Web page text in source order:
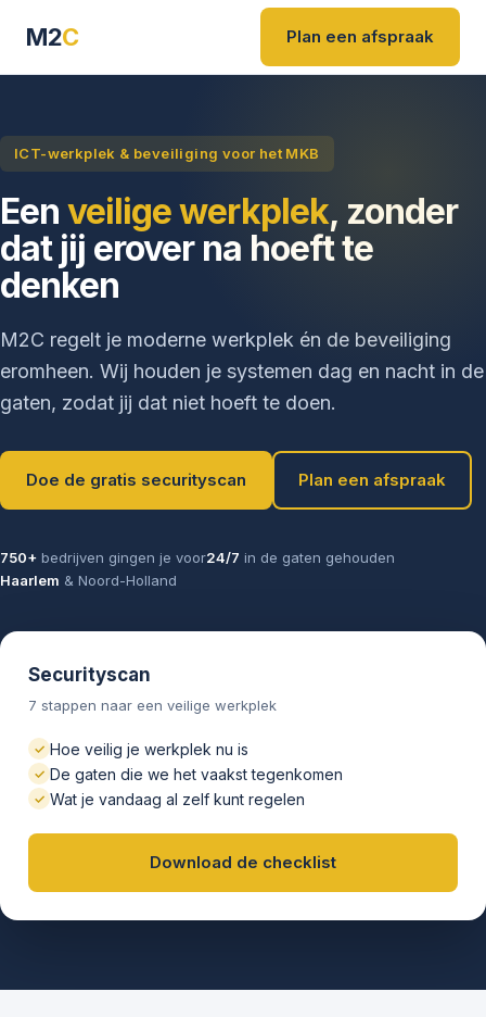
M2C Plan een afspraak
ICT-werkplek & beveiliging voor het MKB
Een veilige werkplek, zonder
dat jij erover na hoeft te
denken
M2C regelt je moderne werkplek én de beveiliging
eromheen. Wij houden je systemen dag en nacht in de
gaten, zodat jij dat niet hoeft te doen.
Doe de gratis securityscan Plan een afspraak
750+ bedrijven gingen je voor24/7 in de gaten gehouden
Haarlem & Noord-Holland
Securityscan
7 stappen naar een veilige werkplek
✓ Hoe veilig je werkplek nu is
✓ De gaten die we het vaakst tegenkomen
✓ Wat je vandaag al zelf kunt regelen
Download de checklist